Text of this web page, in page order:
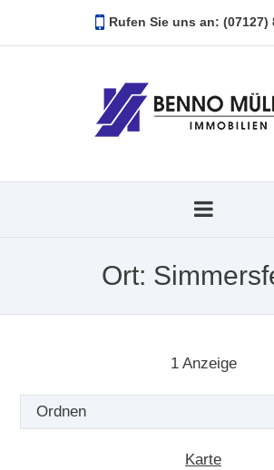
Rufen Sie uns an: (07127)
Ort:
1Anzeige
Karte